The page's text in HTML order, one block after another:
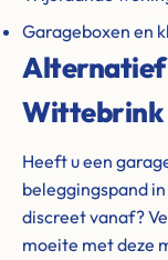
Garageboxen en
Alternatief
Wittebrink
Heeft u een
beleggingspand
discreet vanaf?
moeite met deze